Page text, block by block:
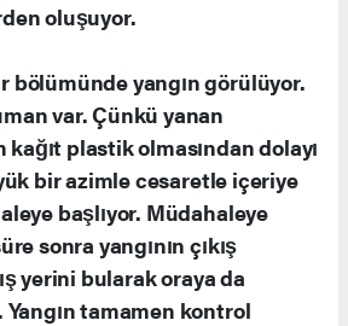
oluşuyor.
bölümünde yangın görülüyor.
var. Çünkü yanan
plastik olmasından dolayı
bir azimle cesaretle içeriye
başlıyor. Müdahaleye
sonra yangının çıkış
yerini bularak oraya da
tamamen kontrol